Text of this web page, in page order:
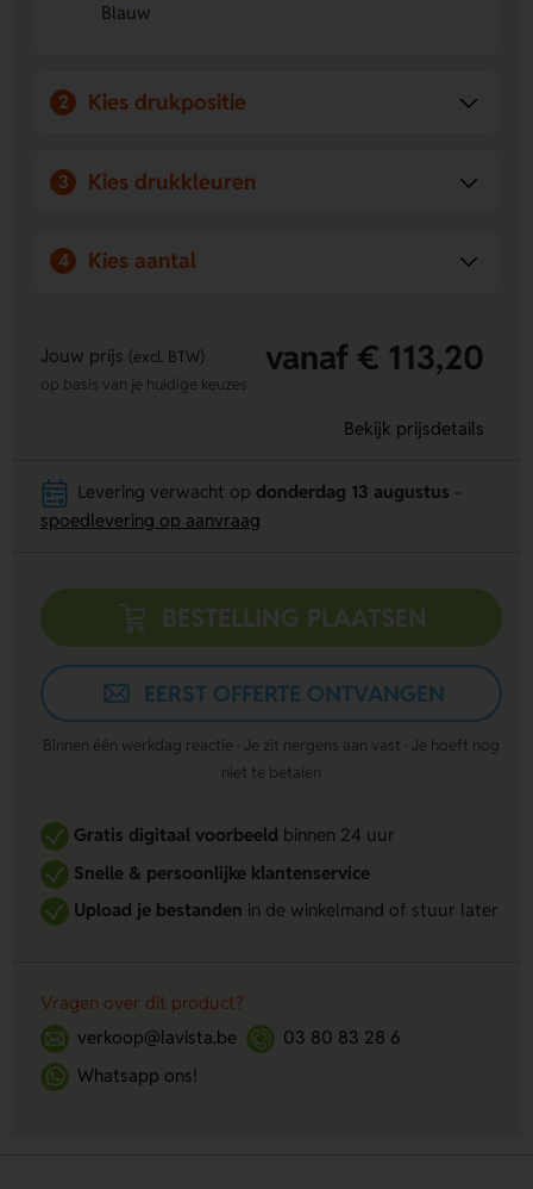
Blauw
2 Kies drukpositie
3 Kies drukkleuren
4 Kies aantal
Jouw prijs (excl. BTW) vanaf € 113,20
op basis van je huidige keuzes
Bekijk prijsdetails
Levering verwacht op donderdag 13 augustus
spoedlevering op aanvraag
BESTELLING PLAATSEN
EERST OFFERTE ONTVANGEN
Binnen één werkdag reactie · Je zit nergens aan vast · Je hoeft nog
niet te betalen
Gratis digitaal voorbeeldbinnen 24 uur
Snelle & persoonlijke klantenservice
Upload je bestanden in de winkelmand of stuur later
Vragen over dit product?
verkoop@lavista.be
03 80 83 28 6
Whatsapp ons!